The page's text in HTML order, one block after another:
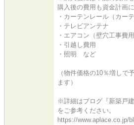
購入後の費用も資金計画
・カーテンレール（カーテ
・テレビアンテナ
・エアコン（壁穴工事費
・引越し費用
・照明 など
（物件価格の10％増しで
ます）
※詳細はブログ『新築戸
をご参考ください。
https://www.aplace.co.jp/